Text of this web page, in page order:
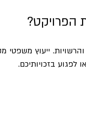
הפרויקט?
לפגוע בזכויותיכם.